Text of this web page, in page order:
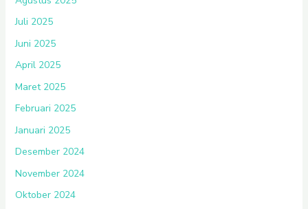
Juli 2025
Juni 2025
April 2025
Maret 2025
Februari 2025
Januari 2025
Desember 2024
November 2024
Oktober 2024